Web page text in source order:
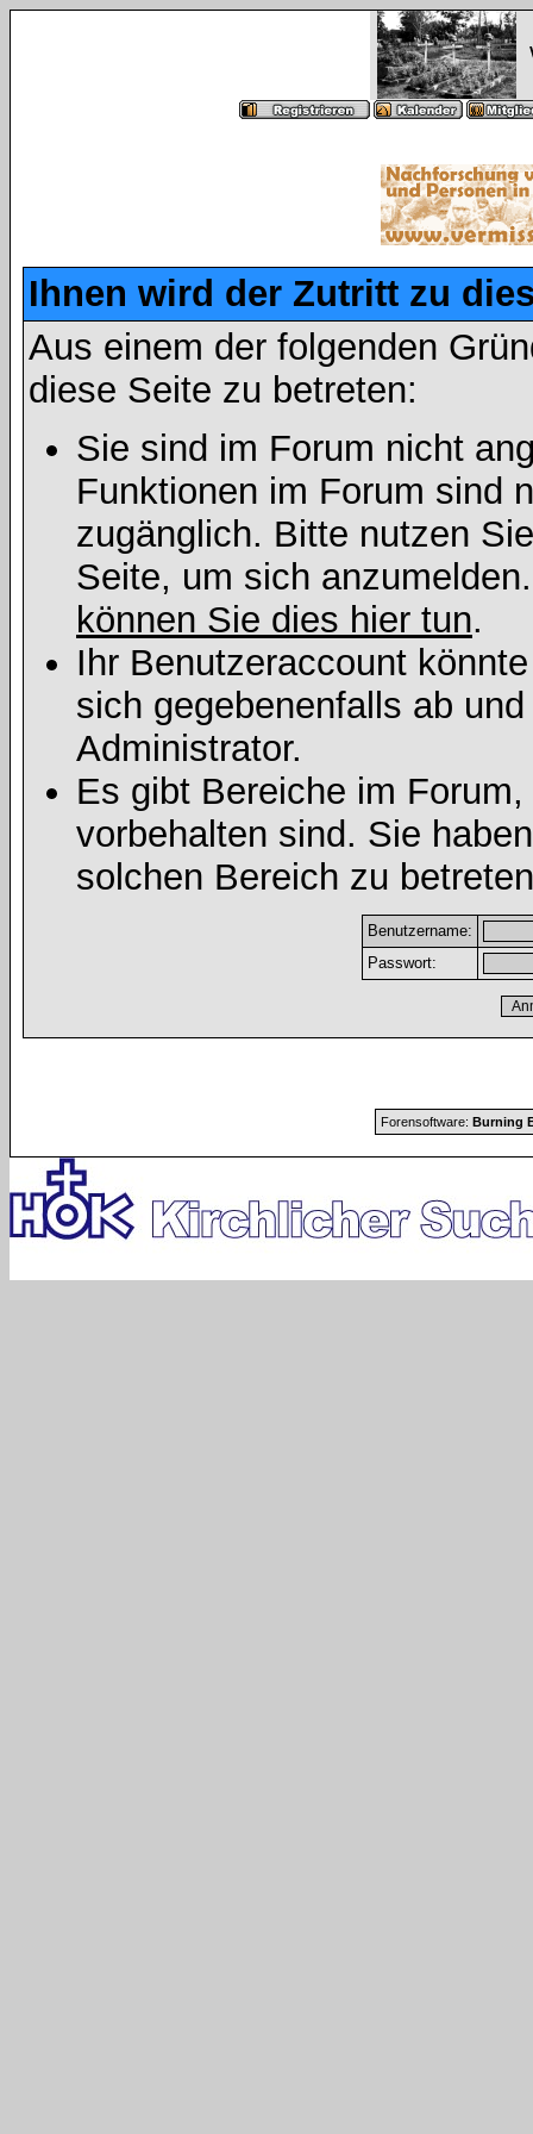
Ihnen wird der Zutritt zu
Aus einem der folgenden
diese Seite zu betreten:
Sie sind im Forum nicht
Funktionen im Forum sind
zugänglich. Bitte nutzen
Seite, um sich
können Sie dies hier tun.
Ihr Benutzeraccount
sich gegebenenfalls ab
Administrator.
Es gibt Bereiche im
vorbehalten sind. Sie
solchen Bereich zu
Benutzername:
Passwort:
Forensoftware: Burning